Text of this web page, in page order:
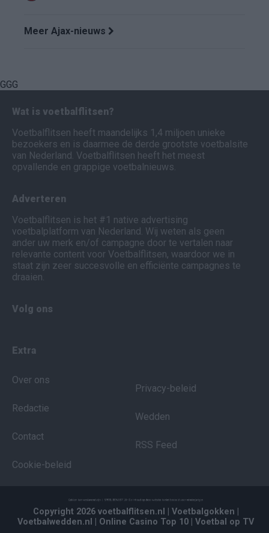
Meer Ajax-nieuws
GGG
Wat is voetbalflitsen?
Voetbalflitsen heeft maandelijks 1,4 miljoen unieke
bezoekers en is daarmee de derde grootste voetbalsite
van Nederland. Voetbalflitsen heeft het meest
opvallende en grappige voetbalnieuws.
Adverteren
Voetbalflitsen is het #1 native advertising
voetbalplatform van Nederland. Wij weten als geen
ander uw merk en/of campagne door te vertalen naar
relevante content voor Voetbalflitsen, waardoor we in
staat zijn zeer succesvolle en efficiënte campagnes te
draaien.
Volg ons
Extra
Over ons
Redactie
Contact
Cookie-beleid
Privacy-beleid
Wedden
RSS Feed
Copyright 2026 voetbalflitsen.nl | Voetbalgokken
Voetbalwedden.nl
| Online Casino Top 10 | Voetbal op TV